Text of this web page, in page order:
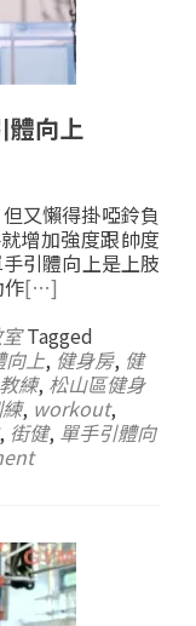
體向上
又懶得掛啞鈴負
增加強度跟帥度
引體向上是上肢
[…]
Tagged
向上, 健身房, 健
練, 松山區健身
, workout,
, 街健, 單手引體向